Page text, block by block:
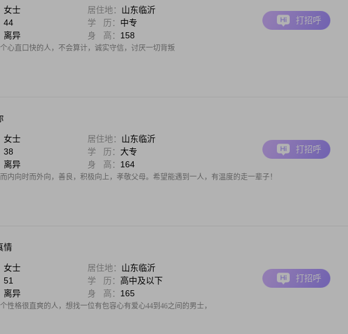
女士 居住地： 山东临沂
44 学 历： 中专
离异 身 高： 158
心直口快的人，不会算计，诚实守信，讨厌一切背叛
打招呼
女士 居住地： 山东临沂
38 学 历： 大专
离异 身 高： 164
内向时而外向，善良，积极向上，孝敬父母。希望能遇到一人，有温度的走一辈子！
打招呼
情
女士 居住地： 山东临沂
51 学 历： 高中及以下
离异 身 高： 165
性格很直爽的人，想找一位有包容心有爱心44到46之间的男士，
打招呼